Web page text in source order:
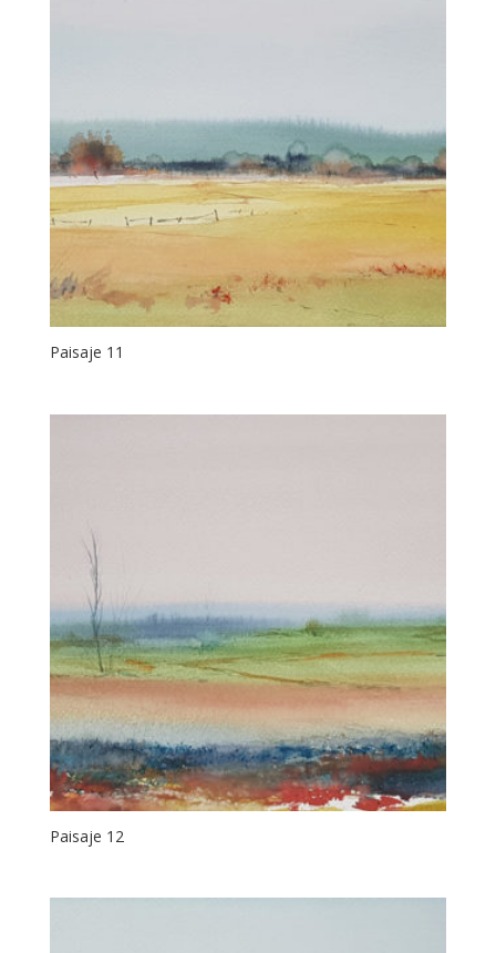
Paisaje 11
Paisaje 12